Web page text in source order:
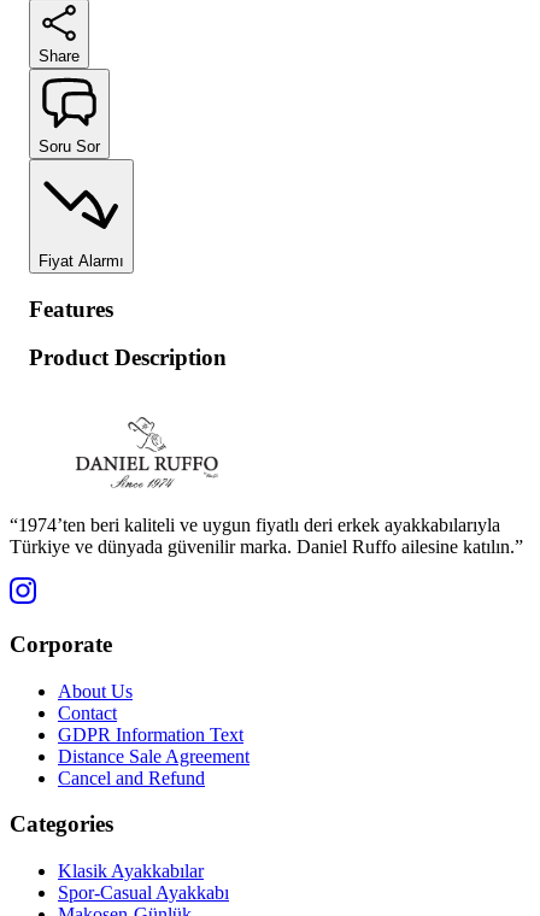
Share
Soru Sor
Fiyat Alarmı
Features
Product Description
“1974’ten beri kaliteli ve uygun fiyatlı deri erkek ayakkabılarıyla
Türkiye ve dünyada güvenilir marka. Daniel Ruffo ailesine katılın.”
Corporate
About Us
Contact
GDPR Information Text
Distance Sale Agreement
Cancel and Refund
Categories
Klasik Ayakkabılar
Spor-Casual Ayakkabı